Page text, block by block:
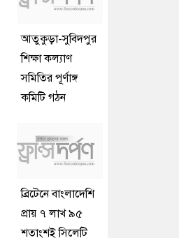
আতুকুড়া-সুবিদপুর
শিক্ষা কল্যাণ
সমিতির পূর্ণাঙ্গ
কমিটি গঠন
ব্রিটেনে বাংলাদেশি
প্রায় ৭ লাখ ৯৫
শতাংশই সিলেটি